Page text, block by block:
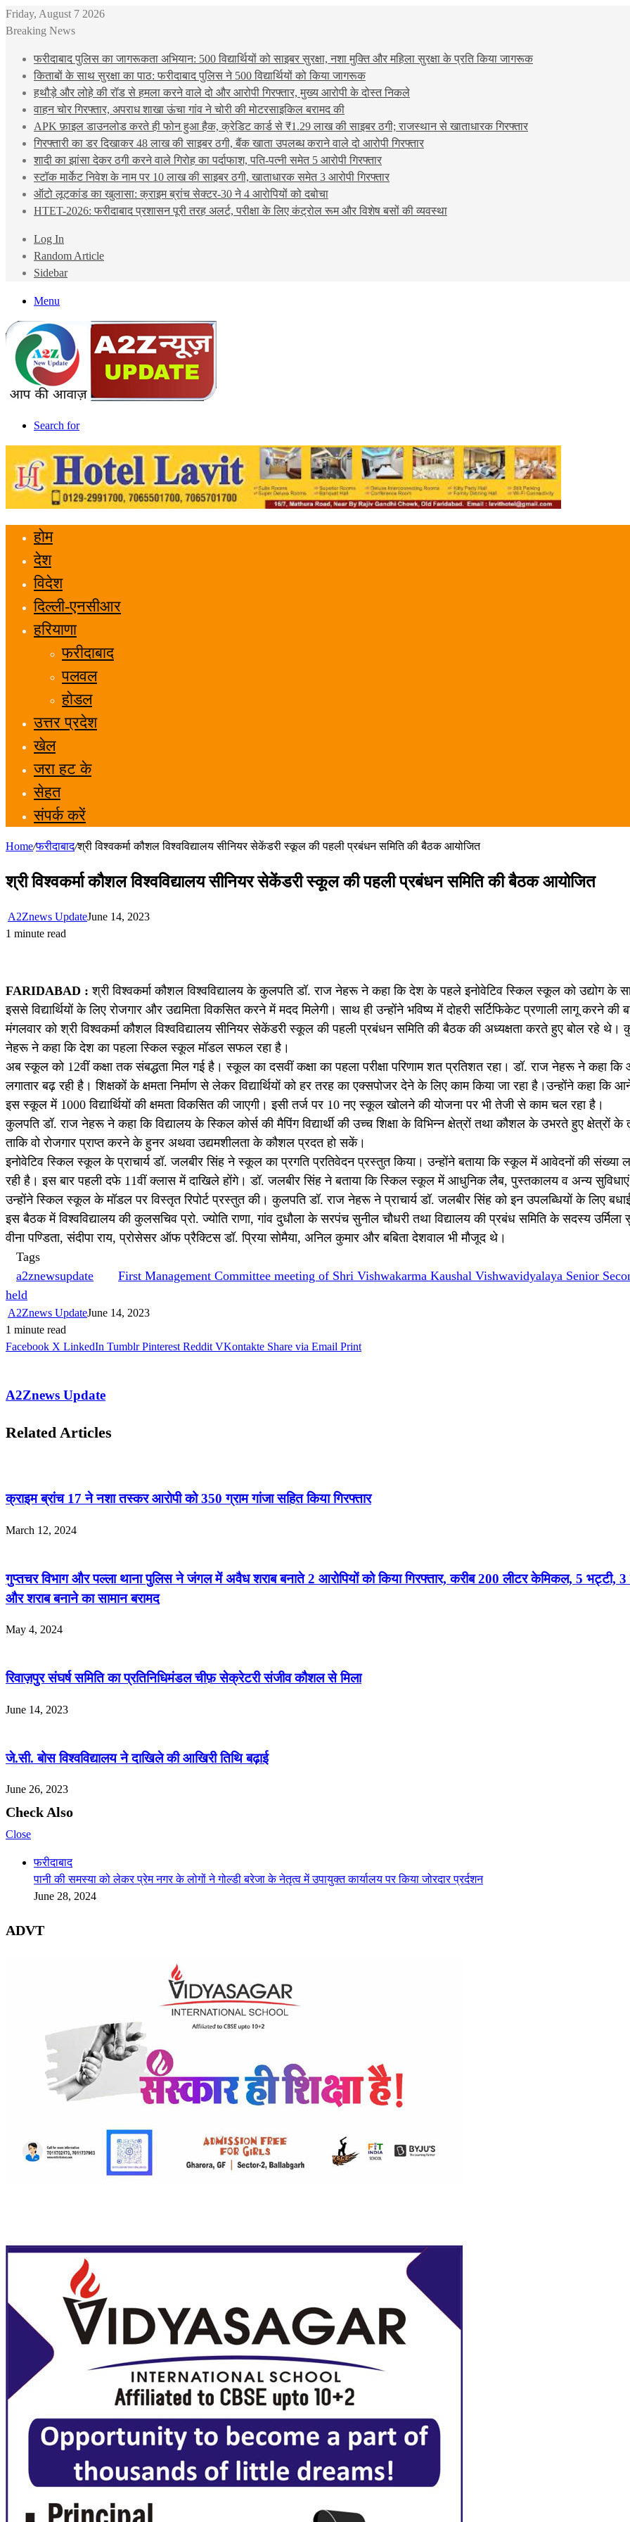
Friday, August 7 2026
Breaking News
फरीदाबाद पुलिस का जागरूकता अभियान: 500 विद्यार्थियों को साइबर सुरक्षा, नशा मुक्ति और महिला सुरक्षा के प्रति किया जागरूक
किताबों के साथ सुरक्षा का पाठ: फरीदाबाद पुलिस ने 500 विद्यार्थियों को किया जागरूक
हथौड़े और लोहे की रॉड से हमला करने वाले दो और आरोपी गिरफ्तार, मुख्य आरोपी के दोस्त निकले
वाहन चोर गिरफ्तार, अपराध शाखा ऊंचा गांव ने चोरी की मोटरसाइकिल बरामद की
APK फ़ाइल डाउनलोड करते ही फोन हुआ हैक, क्रेडिट कार्ड से ₹1.29 लाख की साइबर ठगी; राजस्थान से खाताधारक गिरफ्तार
गिरफ्तारी का डर दिखाकर 48 लाख की साइबर ठगी, बैंक खाता उपलब्ध कराने वाले दो आरोपी गिरफ्तार
शादी का झांसा देकर ठगी करने वाले गिरोह का पर्दाफाश, पति-पत्नी समेत 5 आरोपी गिरफ्तार
स्टॉक मार्केट निवेश के नाम पर 10 लाख की साइबर ठगी, खाताधारक समेत 3 आरोपी गिरफ्तार
ऑटो लूटकांड का खुलासा: क्राइम ब्रांच सेक्टर-30 ने 4 आरोपियों को दबोचा
HTET-2026: फरीदाबाद प्रशासन पूरी तरह अलर्ट, परीक्षा के लिए कंट्रोल रूम और विशेष बसों की व्यवस्था
Log In
Random Article
Sidebar
Menu
Search for
होम
देश
विदेश
दिल्ली-एनसीआर
हरियाणा
फरीदाबाद
पलवल
होडल
उत्तर प्रदेश
खेल
जरा हट के
सेहत
संपर्क करें
Home/फरीदाबाद/श्री विश्वकर्मा कौशल विश्वविद्यालय सीनियर सेकेंडरी स्कूल की पहली प्रबंधन समिति की बैठक आयोजित
श्री विश्वकर्मा कौशल विश्वविद्यालय सीनियर सेकेंडरी स्कूल की पहली प्रबंधन समिति की बैठक आयोजित
A2Znews UpdateJune 14, 2023
1 minute read
FARIDABAD : श्री विश्वकर्मा कौशल विश्वविद्यालय के कुलपति डॉ. राज नेहरू ने कहा कि देश के पहले इनोवेटिव स्किल स्कूल को उद्योग के
इससे विद्यार्थियों के लिए रोजगार और उद्यमिता विकसित करने में मदद मिलेगी। साथ ही उन्होंने भविष्य में दोहरी सर्टिफिकेट प्रणाली लागू करने की
मंगलवार को श्री विश्वकर्मा कौशल विश्वविद्यालय सीनियर सेकेंडरी स्कूल की पहली प्रबंधन समिति की बैठक की अध्यक्षता करते हुए बोल रहे थे।
नेहरू ने कहा कि देश का पहला स्किल स्कूल मॉडल सफल रहा है।
अब स्कूल को 12वीं कक्षा तक संबद्धता मिल गई है। स्कूल का दसवीं कक्षा का पहला परीक्षा परिणाम शत प्रतिशत रहा। डॉ. राज नेहरू ने कहा
लगातार बढ़ रही है। शिक्षकों के क्षमता निर्माण से लेकर विद्यार्थियों को हर तरह का एक्सपोजर देने के लिए काम किया जा रहा है।उन्होंने कहा कि
इस स्कूल में 1000 विद्यार्थियों की क्षमता विकसित की जाएगी। इसी तर्ज पर 10 नए स्कूल खोलने की योजना पर भी तेजी से काम चल रहा है।
कुलपति डॉ. राज नेहरू ने कहा कि विद्यालय के स्किल कोर्स की मैपिंग विद्यार्थी की उच्च शिक्षा के विभिन्न क्षेत्रों तथा कौशल के उभरते हुए क्षेत्रों
ताकि वो रोजगार प्राप्त करने के हुनर अथवा उद्यमशीलता के कौशल प्रदत हो सकें।
इनोवेटिव स्किल स्कूल के प्राचार्य डॉ. जलबीर सिंह ने स्कूल का प्रगति प्रतिवेदन प्रस्तुत किया। उन्होंने बताया कि स्कूल में आवेदनों की संख्या
रही है। इस बार पहली दफे 11वीं क्लास में दाखिले होंगे। डॉ. जलबीर सिंह ने बताया कि स्किल स्कूल में आधुनिक लैब, पुस्तकालय व अन्य
उन्होंने स्किल स्कूल के मॉडल पर विस्तृत रिपोर्ट प्रस्तुत की। कुलपति डॉ. राज नेहरू ने प्राचार्य डॉ. जलबीर सिंह को इन उपलब्धियों के लिए
इस बैठक में विश्वविद्यालय की कुलसचिव प्रो. ज्योति राणा, गांव दुधौला के सरपंच सुनील चौधरी तथा विद्यालय की प्रबंध समिति के सदस्य उर्मिला
वीना पण्डिता, संदीपा राय, प्रोसेसर ऑफ प्रैक्टिस डॉ. प्रिया सोमैया, अनिल कुमार और बबिता देशवाल भी मौजूद थे।
Tags
a2znewsupdate
First Management Committee meeting of Shri Vishwakarma Kaushal Vishwavidyalaya Senior
held
A2Znews UpdateJune 14, 2023
1 minute read
Facebook X LinkedIn Tumblr Pinterest Reddit VKontakte Share via Email Print
A2Znews Update
Related Articles
क्राइम ब्रांच 17 ने नशा तस्कर आरोपी को 350 ग्राम गांजा सहित किया गिरफ्तार
March 12, 2024
गुप्तचर विभाग और पल्ला थाना पुलिस ने जंगल में अवैध शराब बनाते 2 आरोपियों को किया गिरफ्तार, करीब 200 लीटर केमिकल, 5 भट्टी, 3
और शराब बनाने का सामान बरामद
May 4, 2024
रिवाज़पुर संघर्ष समिति का प्रतिनिधिमंडल चीफ़ सेक्रेटरी संजीव कौशल से मिला
June 14, 2023
जे.सी. बोस विश्वविद्यालय ने दाखिले की आखिरी तिथि बढ़ाई
June 26, 2023
Check Also
Close
फरीदाबाद
पानी की समस्या को लेकर प्रेम नगर के लोगों ने गोल्डी बरेजा के नेतृत्व में उपायुक्त कार्यालय पर किया जोरदार प्रर्दशन
June 28, 2024
ADVT